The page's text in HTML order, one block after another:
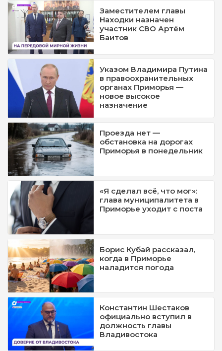
Заместителем главы
Находки назначен
участник СВО Артём
Баитов
Указом Владимира Путина
в правоохранительных
органах Приморья —
новое высокое
назначение
Проезда нет —
обстановка на дорогах
Приморья в понедельник
«Я сделал всё, что мог»:
глава муниципалитета в
Приморье уходит с поста
Борис Кубай рассказал,
когда в Приморье
наладится погода
Константин Шестаков
официально вступил в
должность главы
Владивостока